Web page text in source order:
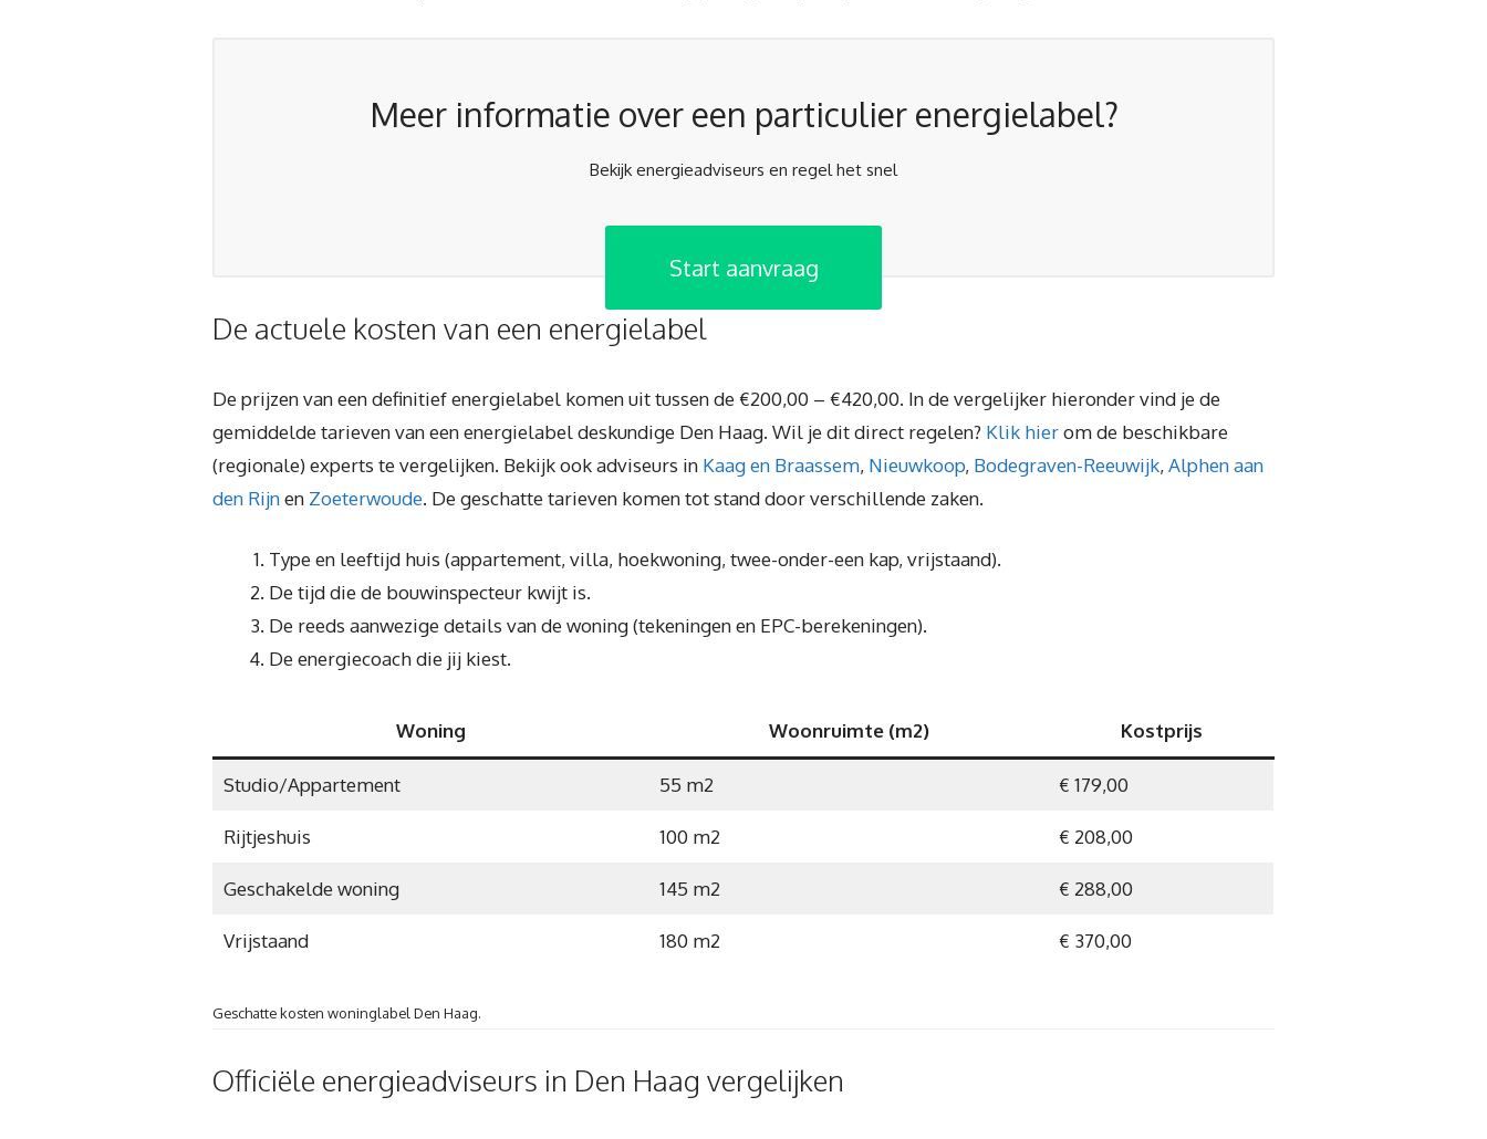
Meer informatie over een particulier energielabel?
Bekijk energieadviseurs en regel het snel
Start aanvraag
De actuele kosten van een energielabel
De prijzen van een definitief energielabel komen uit tussen de €200,00 – €420,00. In de vergelijker hieronder vind je de
gemiddelde tarieven van een energielabel deskundige Den Haag. Wil je dit direct regelen? Klik hierom de beschikbare
(regionale) experts te vergelijken. Bekijk ook adviseurs in Kaag en Braassem, Nieuwkoop, Bodegraven-Reeuwijk, Alphen aan
den Rijnen Zoeterwoude. De geschatte tarieven komen tot stand door verschillende zaken.
Type en leeftijd huis (appartement, villa, hoekwoning, twee-onder-een kap, vrijstaand).
De tijd die de bouwinspecteur kwijt is.
De reeds aanwezige details van de woning (tekeningen en EPC-berekeningen).
De energiecoach die jij kiest.
Woning Woonruimte (m2) Kostprijs
Studio/Appartement 55 m2 € 179,00
Rijtjeshuis 100 m2 € 208,00
Geschakelde woning 145 m2 € 288,00
Vrijstaand 180 m2 € 370,00
Geschatte kosten woninglabel Den Haag.
Officiële energieadviseurs in Den Haag vergelijken